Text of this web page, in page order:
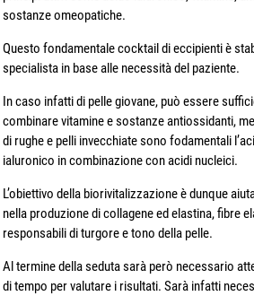
sostanze omeopatiche.
Questo fondamentale cocktail di eccipienti è
specialista in base alle necessità del paziente.
In caso infatti di pelle giovane, può essere
combinare vitamine e sostanze antiossidanti,
di rughe e pelli invecchiate sono fodamentali
ialuronico in combinazione con acidi nucleici.
L’obiettivo della biorivitalizzazione è dunque
nella produzione di collagene ed elastina, fibre
responsabili di turgore e tono della pelle.
Al termine della seduta sarà però necessario
di tempo per valutare i risultati. Sarà infatti